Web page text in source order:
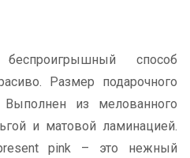
способ
Размер подарочного
из мелованного
и матовой ламинацией.
pink – это нежный